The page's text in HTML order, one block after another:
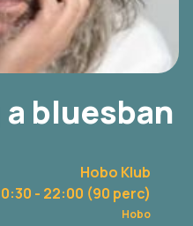
bluesban
Hobo Klub
- 22:00 (90 perc)
Hobo